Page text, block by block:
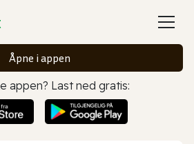
Åpne i appen
appen? Last ned gratis: